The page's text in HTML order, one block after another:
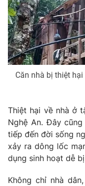
Chuyên mục khác
Emagazine
Photo
VTV Money
VTV Sức khoẻ
Căn nhà bị thiệt
Thiệt hại về nhà ở
Nghệ An. Đây
tiếp đến đời sống
xảy ra dông lốc
dụng sinh hoạt dễ
Không chỉ nhà